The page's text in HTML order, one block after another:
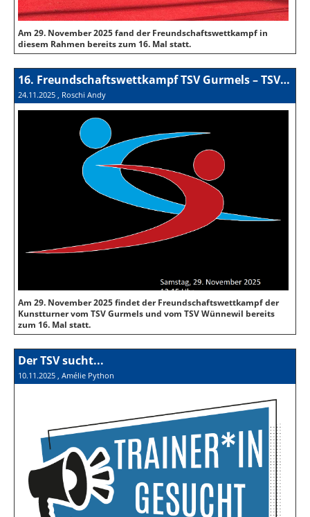
Am 29. November 2025 fand der Freundschaftswettkampf in
diesem Rahmen bereits zum 16. Mal statt.
16. Freundschaftswettkampf TSV Gurmels – TSV Wünnewil 2025
24.11.2025 , Roschi Andy
Am 29. November 2025 findet der Freundschaftswettkampf der
Kunstturner vom TSV Gurmels und vom TSV Wünnewil bereits
zum 16. Mal statt.
Der TSV sucht...
10.11.2025 , Amélie Python